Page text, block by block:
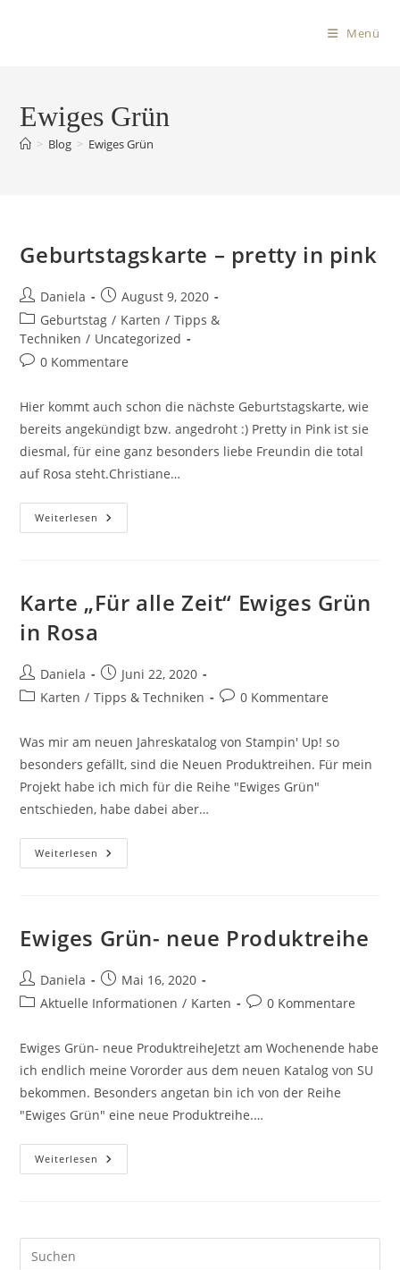
Menü
Ewiges Grün
> Blog > Ewiges Grün
Geburtstagskarte – pretty in pink
Daniela
August 9, 2020
Geburtstag / Karten / Tipps &
Techniken / Uncategorized
0 Kommentare
Hier kommt auch schon die nächste Geburtstagskarte, wie
bereits angekündigt bzw. angedroht :) Pretty in Pink ist sie
diesmal, für eine ganz besonders liebe Freundin die total
auf Rosa steht.Christiane…
Weiterlesen
Karte „Für alle Zeit“ Ewiges Grün
in Rosa
Daniela
Juni 22, 2020
Karten / Tipps & Techniken 0 Kommentare
Was mir am neuen Jahreskatalog von Stampin' Up! so
besonders gefällt, sind die Neuen Produktreihen. Für mein
Projekt habe ich mich für die Reihe "Ewiges Grün"
entschieden, habe dabei aber…
Weiterlesen
Ewiges Grün- neue Produktreihe
Daniela
Mai 16, 2020
Aktuelle Informationen / Karten 0 Kommentare
Ewiges Grün- neue ProduktreiheJetzt am Wochenende habe
ich endlich meine Vororder aus dem neuen Katalog von SU
bekommen. Besonders angetan bin ich von der Reihe
"Ewiges Grün" eine neue Produktreihe.…
Weiterlesen